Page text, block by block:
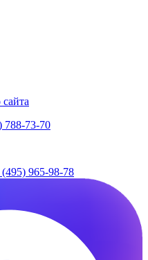
788-73-70
965-98-78